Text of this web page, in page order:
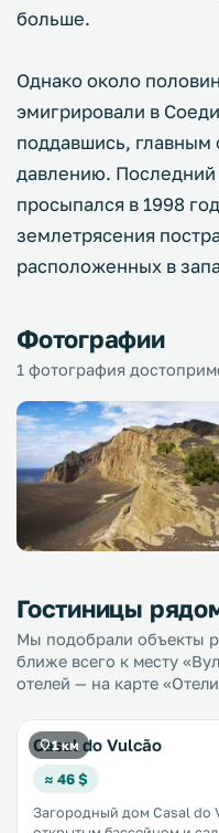
больше.
Однако около
эмигрировали в
поддавшись, главным
давлению.
просыпался в 1998
землетрясения
расположенных в
Фотографии
1 фотография
Гостиницы
Мы подобрали объекты
ближе всего к месту
отелей — на карте
1 км
Casal do Vulcão
≈ 46 $
Загородный дом Casal do